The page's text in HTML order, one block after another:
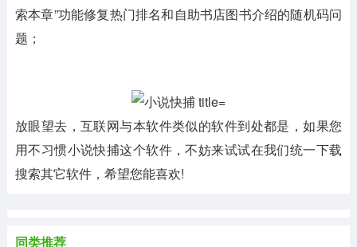
索本章”功能修复热门排名和自助书店图书介绍的随机码问
题；
放眼望去，互联网与本软件类似的软件到处都是，如果您
用不习惯小说快捕这个软件，不妨来试试在我们统一下载
搜索其它软件，希望您能喜欢!
同类推荐